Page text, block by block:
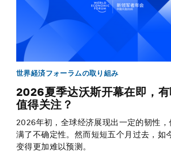
世界経済フォーラムの取り組み
2026夏季达沃斯开幕在即，
值得关注？
2026年初，全球经济展现出一定的韧性
满了不确定性。然而短短五个月过去，如
变得更加难以预测。